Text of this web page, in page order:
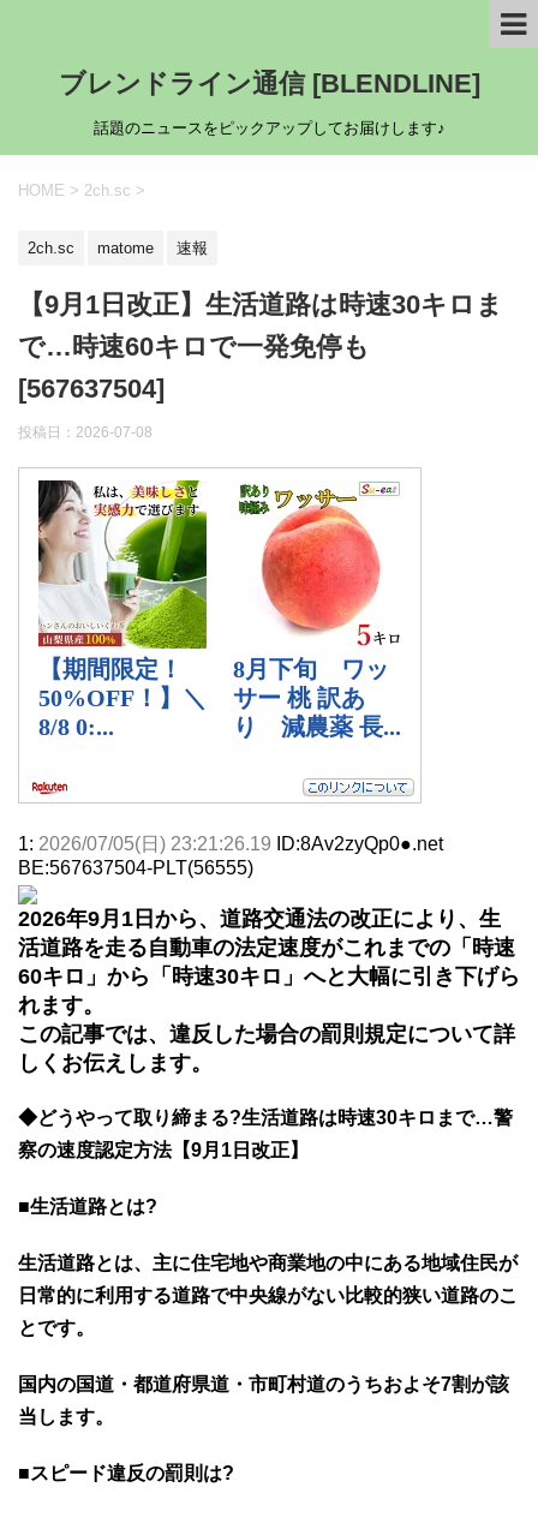
ブレンドライン通信 [BLENDLINE]
話題のニュースをピックアップしてお届けします♪
HOME > 2ch.sc >
2ch.sc matome 速報
【9月1日改正】生活道路は時速30キロま
で…時速60キロで一発免停も
[567637504]
投稿日： 2026-07-08
1: 2026/07/05(日) 23:21:26.19
ID:8Av2zyQp0●.net
BE:567637504-PLT(56555)
2026年9月1日から、道路交通法の改正により、生
活道路を走る自動車の法定速度がこれまでの「時速
60キロ」から「時速30キロ」へと大幅に引き下げら
れます。
この記事では、違反した場合の罰則規定について詳
しくお伝えします。
◆どうやって取り締まる?生活道路は時速30キロまで…警
察の速度認定方法【9月1日改正】
■生活道路とは?
生活道路とは、主に住宅地や商業地の中にある地域住民が
日常的に利用する道路で中央線がない比較的狭い道路のこ
とです。
国内の国道・都道府県道・市町村道のうちおよそ7割が該
当します。
■スピード違反の罰則は?